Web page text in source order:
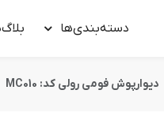
دسته‌بندی‌ها
دیوارپوش فومی رولی کد: MC010